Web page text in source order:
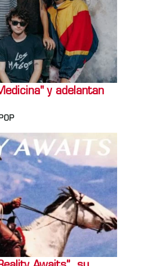
y adelantan